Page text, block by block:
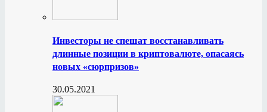
Инвесторы не спешат восстанавливать
длинные позиции в криптовалюте, опасаясь
новых «сюрпризов»
30.05.2021